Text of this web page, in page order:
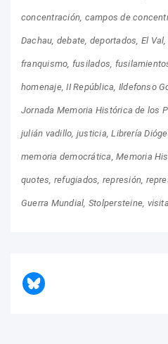
concentración campos de
Dachau debate deportados El Val
franquismo fusilados
homenaje II República Ildefonso
Jornada Memoria Histórica de los
julián vadillo justicia Librería
memoria democrática Memoria
quotes refugiados represión
Guerra Mundial Stolpersteine visita